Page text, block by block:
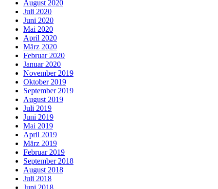
August 2020
Juli 2020
Juni 2020
Mai 2020
April 2020
März 2020
Februar 2020
Januar 2020
November 2019
Oktober 2019
September 2019
August 2019
Juli 2019
Juni 2019
Mai 2019
April 2019
März 2019
Februar 2019
September 2018
August 2018
Juli 2018
Juni 2018